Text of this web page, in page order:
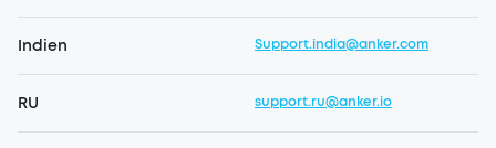
Indien Support.india@anker.com
RU support.ru@anker.io